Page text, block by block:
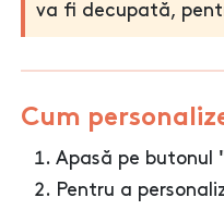
va fi decupată,
Cum
Apasă pe butonul
Pentru a